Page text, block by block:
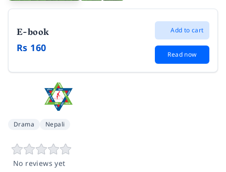
E-book
Rs 160
Add to cart
Read now
Drama Nepali
No reviews yet